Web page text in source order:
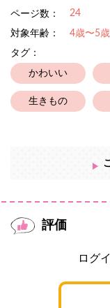
ページ数： 24
対象年齢：
4歳〜5歳
タグ：
かわいい
生きもの
評価
ログ